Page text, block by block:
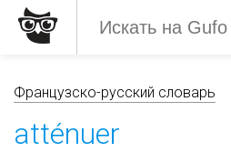
Французско-русский словарь
atténuer